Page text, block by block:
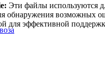
Эти файлы используются
обнаружения возможных
для эффективной